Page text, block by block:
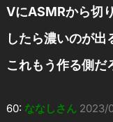
VにASMRから切
したら濃いのが出
これもう作る側だ
60: ななしさん 2023/